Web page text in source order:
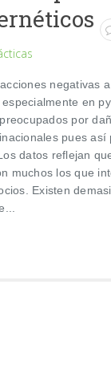
negativas
en
por
pues así
datos reflejan
muchos los que
Existen